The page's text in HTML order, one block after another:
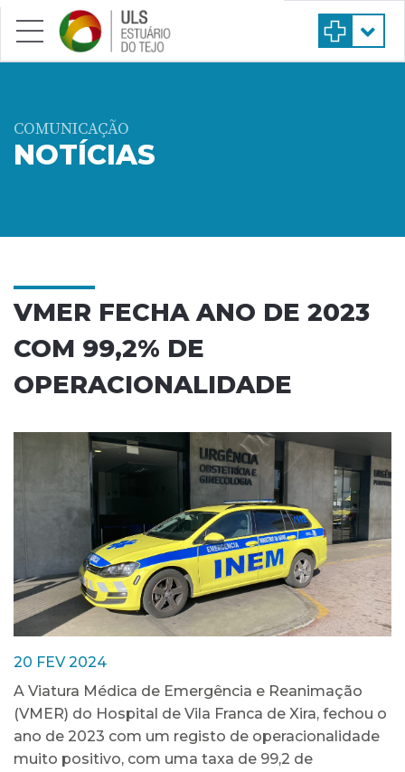
Saltar para conteúdo principal
COMUNICAÇÃO
NOTÍCIAS
VMER FECHA ANO DE 2023
COM 99,2% DE
OPERACIONALIDADE
20 FEV 2024
A Viatura Médica de Emergência e Reanimação
(VMER) do Hospital de Vila Franca de Xira, fechou o
ano de 2023 com um registo de operacionalidade
muito positivo, com uma taxa de 99,2 de